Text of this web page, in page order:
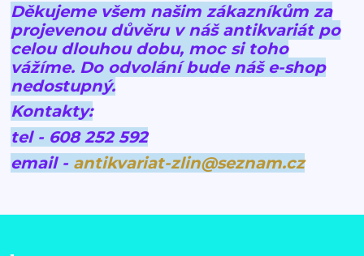
Děkujeme všem našim zákazníkům za
projevenou důvěru v náš antikvariát po
celou dlouhou dobu, moc si toho
vážíme. Do odvolání bude náš e-shop
nedostupný.
Kontakty:
tel - 608 252 592
email - antikvariat-zlin@seznam.cz